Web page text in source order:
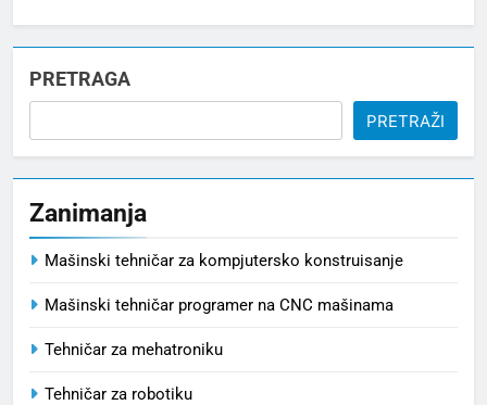
PRETRAGA
PRETRAŽI
Zanimanja
Mašinski tehničar za kompjutersko konstruisanje
Mašinski tehničar programer na CNC mašinama
Tehničar za mehatroniku
Tehničar za robotiku